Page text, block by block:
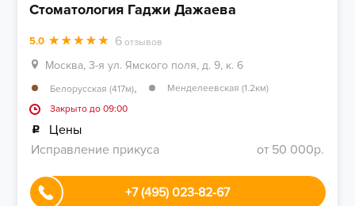
Стоматология Гаджи Дажаева
5.0 6 отзывов
Москва, 3-я ул. Ямского поля, д. 9, к. 6
Белорусская (417м),
Менделеевская (1.2км)
Закрыто до 09:00
Цены
Исправление прикуса
от 50 000р.
+7 (495) 023-82-67